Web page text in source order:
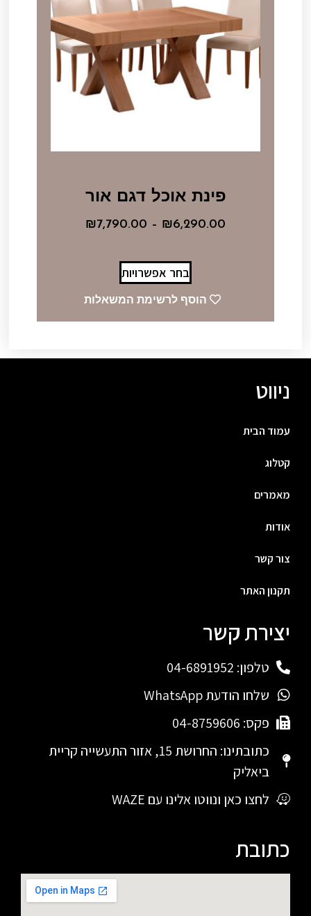
פינת אוכל דגם אור
₪6,290.00
–
₪7,790.00
בחר אפשרויות
הוסף לרשימת המשאלות
ניווט
עמוד הבית
קטלוג
מאמרים
אודות
צור קשר
תקנון האתר
יצירת קשר
טלפון: 04-6891952
שלחו הודעת WhatsApp
פקס: 04-8759606
כתובתינו: החרושת 15, אזור התעשייה קריית
ביאליק
לחצו כאן ונווטו אלינו עם WAZE
כתובת